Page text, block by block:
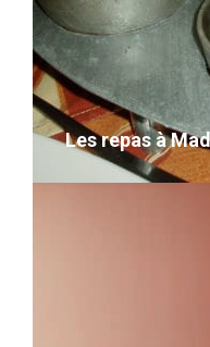
Ma description
VOIR LE
Les repas à